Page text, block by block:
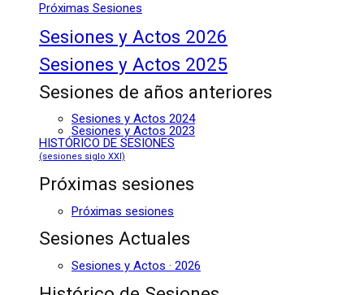
Próximas Sesiones
Sesiones y Actos 2026
Sesiones y Actos 2025
Sesiones de años anteriores
Sesiones y Actos 2024
Sesiones y Actos 2023
HISTÓRICO DE SESIONES
(sesiones siglo XXI)
Próximas sesiones
Próximas sesiones
Sesiones Actuales
Sesiones y Actos · 2026